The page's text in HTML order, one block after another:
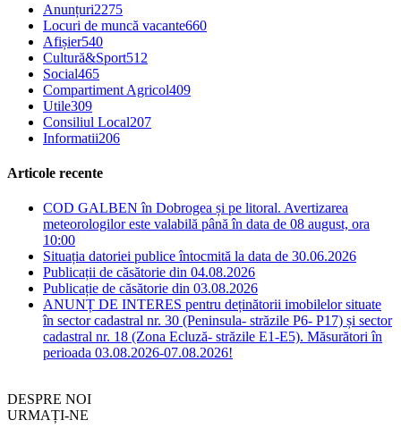
Anunțuri2275
Locuri de muncă vacante660
Afișier540
Cultură&Sport512
Social465
Compartiment Agricol409
Utile309
Consiliul Local207
Informatii206
Articole recente
COD GALBEN în Dobrogea și pe litoral. Avertizarea
meteorologilor este valabilă până în data de 08 august, ora
10:00
Situația datoriei publice întocmită la data de 30.06.2026
Publicații de căsătorie din 04.08.2026
Publicație de căsătorie din 03.08.2026
ANUNȚ DE INTERES pentru deținătorii imobilelor situate
în sector cadastral nr. 30 (Peninsula- străzile P6- P17) și sector
cadastral nr. 18 (Zona Ecluză- străzile E1-E5). Măsurători în
perioada 03.08.2026-07.08.2026!
DESPRE NOI
URMAȚI-NE